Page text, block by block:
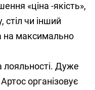
«ціна -якість»,
стіл чи інший
на максимально
лояльності. Дуже
організовує